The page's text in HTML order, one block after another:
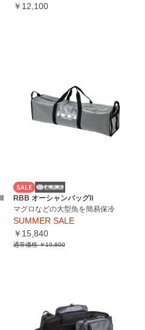
￥12,100
RBB オーシャンバッグⅡ
マグロなどの大型魚を簡易保冷
SUMMER SALE
￥15,840
通常価格￥19,800